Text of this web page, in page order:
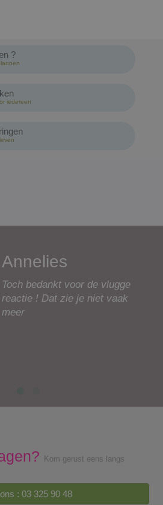
?
iedereen
voor de vlugge
! Dat zie je niet vaak
Kom gerust eens langs
: 03 325 90 48